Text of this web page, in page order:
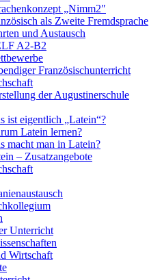
„Nimm2″
als Zweite Fremdsprache
und Austausch
A2-B2
Französischunterricht
der Augustinerschule
ist eigentlich „Latein“?
Latein lernen?
macht man in Latein?
– Zusatzangebote
Unterricht
Wirtschaft